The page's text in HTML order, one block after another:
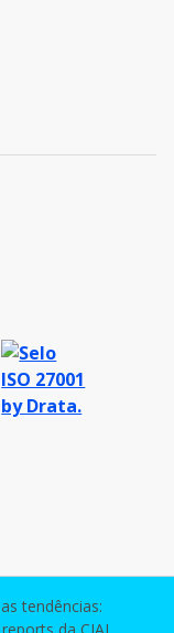
tendências: